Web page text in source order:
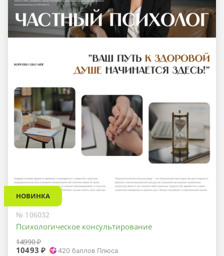
НОВИНКА
№ 106032
Психологическое консультирование
14990 ₽
10493 ₽ 420 баллов Плюса